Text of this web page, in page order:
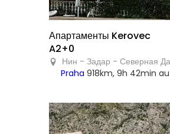
Апартаменты Kerovec
A2+0
Нин - Задар - Северная
Praha 918km, 9h 42min